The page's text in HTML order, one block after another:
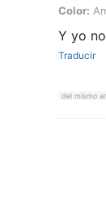
Color:
Color:
Y yo
Traducir
del mismo